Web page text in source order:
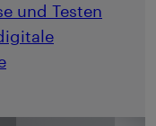
und Testen